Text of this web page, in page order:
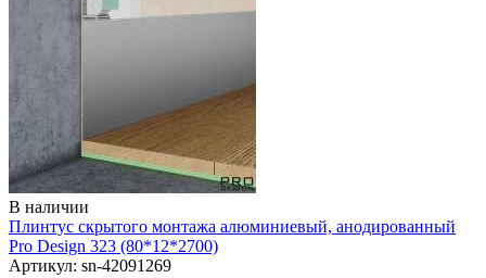
В наличии
Плинтус скрытого монтажа алюминиевый, анодированный
Pro Design 323 (80*12*2700)
Артикул: sn-42091269